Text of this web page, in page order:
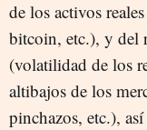
de los activos
bitcoin, etc.), y del
(volatilidad de los
altibajos de los
pinchazos, etc.),